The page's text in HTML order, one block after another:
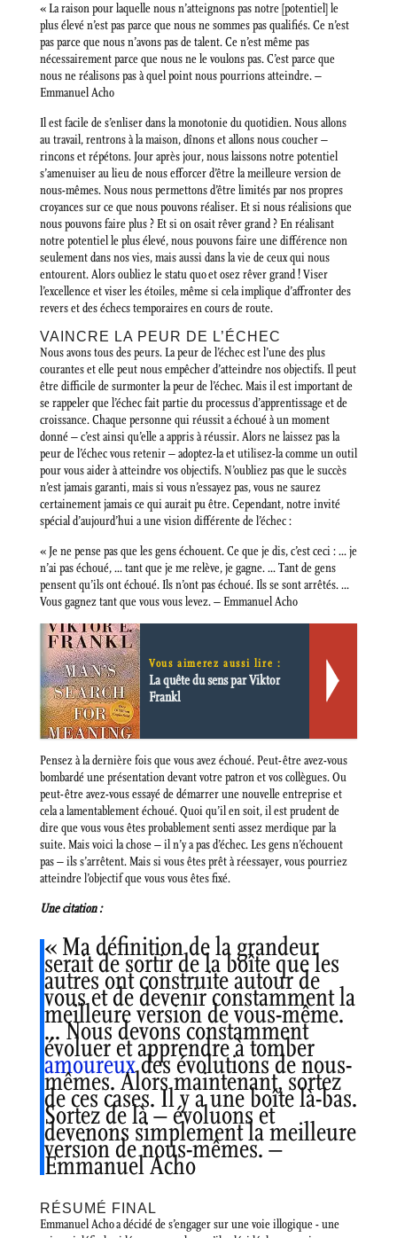
« La raison pour laquelle nous n’atteignons pas notre [potentiel] le
plus élevé n’est pas parce que nous ne sommes pas qualifiés. Ce n’est
pas parce que nous n’avons pas de talent. Ce n’est même pas
nécessairement parce que nous ne le voulons pas. C’est parce que
nous ne réalisons pas à quel point nous pourrions atteindre. –
Emmanuel Acho
Il est facile de s’enliser dans la monotonie du quotidien. Nous allons
au travail, rentrons à la maison, dînons et allons nous coucher –
rincons et répétons. Jour après jour, nous laissons notre potentiel
s’amenuiser au lieu de nous efforcer d’être la meilleure version de
nous-mêmes. Nous nous permettons d’être limités par nos propres
croyances sur ce que nous pouvons réaliser. Et si nous réalisions que
nous pouvons faire plus ? Et si on osait rêver grand ? En réalisant
notre potentiel le plus élevé, nous pouvons faire une différence non
seulement dans nos vies, mais aussi dans la vie de ceux qui nous
entourent. Alors oubliez le statu quo et osez rêver grand ! Viser
l’excellence et viser les étoiles, même si cela implique d’affronter des
revers et des échecs temporaires en cours de route.
VAINCRE LA PEUR DE L’ÉCHEC
Nous avons tous des peurs. La peur de l’échec est l’une des plus
courantes et elle peut nous empêcher d’atteindre nos objectifs. Il peut
être difficile de surmonter la peur de l’échec. Mais il est important de
se rappeler que l’échec fait partie du processus d’apprentissage et de
croissance. Chaque personne qui réussit a échoué à un moment
donné – c’est ainsi qu’elle a appris à réussir. Alors ne laissez pas la
peur de l’échec vous retenir – adoptez-la et utilisez-la comme un outil
pour vous aider à atteindre vos objectifs. N’oubliez pas que le succès
n’est jamais garanti, mais si vous n’essayez pas, vous ne saurez
certainement jamais ce qui aurait pu être. Cependant, notre invité
spécial d’aujourd’hui a une vision différente de l’échec :
« Je ne pense pas que les gens échouent. Ce que je dis, c’est ceci : … je
n’ai pas échoué, … tant que je me relève, je gagne. … Tant de gens
pensent qu’ils ont échoué. Ils n’ont pas échoué. Ils se sont arrêtés. …
Vous gagnez tant que vous vous levez. – Emmanuel Acho
Vous aimerez aussi lire :
La quête du sens par Viktor
Frankl
Pensez à la dernière fois que vous avez échoué. Peut-être avez-vous
bombardé une présentation devant votre patron et vos collègues. Ou
peut-être avez-vous essayé de démarrer une nouvelle entreprise et
cela a lamentablement échoué. Quoi qu’il en soit, il est prudent de
dire que vous vous êtes probablement senti assez merdique par la
suite. Mais voici la chose – il n’y a pas d’échec. Les gens n’échouent
pas – ils s’arrêtent. Mais si vous êtes prêt à réessayer, vous pourriez
atteindre l’objectif que vous vous êtes fixé.
Une citation :
« Ma définition de la grandeur
serait de sortir de la boîte que les
autres ont construite autour de
vous et de devenir constamment la
meilleure version de vous-même.
… Nous devons constamment
évoluer et apprendre à tomber
amoureuxdes évolutions de nous-
mêmes. Alors maintenant, sortez
de ces cases. Il y a une boîte là-bas.
Sortez de là – évoluons et
devenons simplement la meilleure
version de nous-mêmes. –
Emmanuel Acho
RÉSUMÉ FINAL
Emmanuel Acho a décidé de s’engager sur une voie illogique -⁠ une